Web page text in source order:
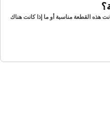
القطعة مناسبة أو ما إذا كانت هناك